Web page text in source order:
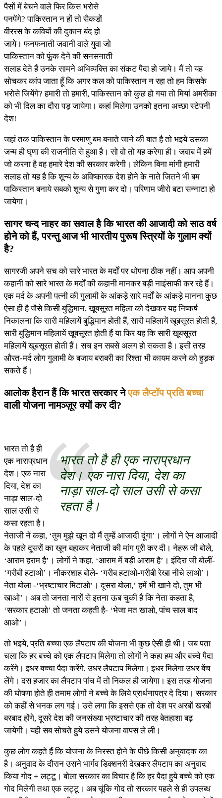
पैसों में बेचने वाले फिर किस भरोसे
पनपेंगे? पाकिस्तान न हों तो सैकडों
वीररस के कवियों की दुकान बंद हो
जाये। फनफनाती जवानी वाले युवा जो
पाकिस्तान को फूंक देने की सनसनाती
सलाह देते हैं उनके सामने अभिव्यक्ति का संकट पैदा हो जाये। मैं तो यह
सोचकर कांप जाता हूँ कि अगर कल को पाकिस्तान न रहा तो हम किसके
भरोसे जियेंगे? हमारी तो हमारी, पाकिस्तान को कुछ हो गया तो मियां अमरीका
को भी दिल का दौरा पड़ जायेगा। कहां मिलेगा उनको इतना अच्छा स्टेपनी
देश!
जहां तक पाकिस्तान के परमाणु बम बनाते जाने की बात है तो भइये उसका
जन्म ही घृणा की राजनीति से हुआ है। सो वो तो यह करेगा ही। जवाब में हमें
जो करना है वह हमारे देश की सरकार करेगी। लेकिन बिना मांगी हमारी
सलाह तो यह है कि शून्य के अविष्कारक देश होने के नाते जितने भी बम
पाकिस्तान बनाये सबको शून्य से गुणा कर दो। परिणाम जीरो बटा सन्नाटा हो
जायेगा।
सागर चन्द नाहर का सवाल है कि भारत की आजादी को साठ वर्ष
होने को हैं, परन्तु आज भी भारतीय पुरूष स्त्रियों के गुलाम क्यों
है?
सागरजी अपने सच को सारे भारत के मर्दों पर थोपना ठीक नहीं। आप अपनी
कहानी को सारे भारत के मर्दों की कहानी मानकर बड़ी नाइंसाफी कर रहे हैं।
एक मर्द के अपनी पत्नी की गुलामी के आंकड़े सारे मर्दों के आंकड़े मानना कुछ
ऐसा ही है जैसे किसी बुद्धिमान, खूबसूरत महिला को देखकर यह निष्कर्ष
निकालना कि सारी महिलायें बुद्धिमान होती हैं, सारी महिलायें खूबसूरत होती हैं,
सारी बुद्धिमान महिलायें खूबसूरत होती हैं या फिर यह कि सारी खूबसूरत
महिलायें खूबसूरत होती हैं। सच इन सबसे अलग हो सकता है। इसी तरह
औरत-मर्द लोग गुलामी के बजाय बराबरी का रिश्ता भी कायम करने को हुड़क
सकते हैं।
आलोक हैरान हैं कि भारत सरकार नेएक लैप्टॉप प्रति बच्चा
वाली योजना नामञ्ज़ूर क्यों कर दी?
भारत तो है ही एक नाराप्रधान
देश। एक नारा दिया, देश का
नाड़ा साल-दो साल उसी से कसा
रहता है।
भारत तो है ही
एक नाराप्रधान
देश। एक नारा
दिया, देश का
नाड़ा साल-दो
साल उसी से
कसा रहता है।
नेताजी ने कहा, ‘तुम मुझे खून दो मैं तुम्हें आजादी दूंगा’। लोगों ने ऐन आजादी
के पहले दूसरों का खून बहाकर नेताजी की मांग पूरी कर दी। नेहरू जी बोले,
‘आराम हराम है’। लोगों ने कहा, ‘आराम में बड़ी आराम है’। इंदिरा जी बोलीं-
‘गरीबी हटाओ’। नौकरशाह बोले- ‘गरीब हटाओ-गरीबी रेखा नीचे लाओ’।
नेता बोला -‘भ्रष्टाचार मिटाओ’। दूसरा बोला,’ हमें भी खाने दो, तुम भी
खाओ’। अब तो जनता नारों से इतना ऊब चुकी है कि नेता कहता है,
‘सरकार हटाओ’ तो जनता कहती है- ‘भेजा मत खाओ, पांच साल बाद
आओ’।
तो भइये, प्रति बच्चा एक लैपटाप की योजना भी कुछ ऐसी ही थी। जब पता
चला कि हर बच्चे को एक लैपटाप मिलेगा तो लोगों ने कहा हम और बच्चे पैदा
करेंगे। इधर बच्चा पैदा करेंगे, उधर लैपटाप मिलेगा। इधर मिलेगा उधर बेंच
लेंगे। दस हजार का लैपटाप पांच में तो निकल ही जायेगा। इस तरह योजना
की घोषणा होते ही तमाम लोगों ने बच्चे के लिये प्रार्थनापत्र दे दिया। सरकार
को कहीं से भनक लग गई। उसे लगा कि इससे एक तो देश पर अरबों खरबों
बरबाद होंगे, दूसरे देश की जनसंख्या भ्रष्टाचार की तरह बेतहाशा बढ़
जायेगी। यही सब सोचते हुये उसने योजना वापस ले ली।
कुछ लोग कहते हैं कि योजना के निरस्त होने के पीछे किसी अनुवादक का
है। अनुवाद के दौरान उसने भार्गव डिक्शनरी देखकर लैपटाप का अनुवाद
किया गोद + लट्टू। बोला सरकार का विचार है कि हर पैदा हुये बच्चे को एक
गोद मिलेगी तथा एक लट्टू। अब चूंकि गोद तो सरकार पहले से ही उपलब्ध